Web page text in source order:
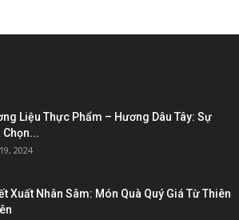
Liệu Thực Phẩm – Hương Dâu Tây: Sự
Chọn...
2024
Xuất Nhân Sâm: Món Quà Quý Giá Từ Thiên